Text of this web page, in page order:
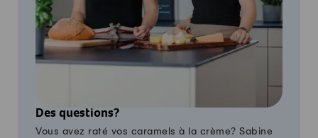
Des questions?
Vous avez raté vos caramels à la crème? Sabine